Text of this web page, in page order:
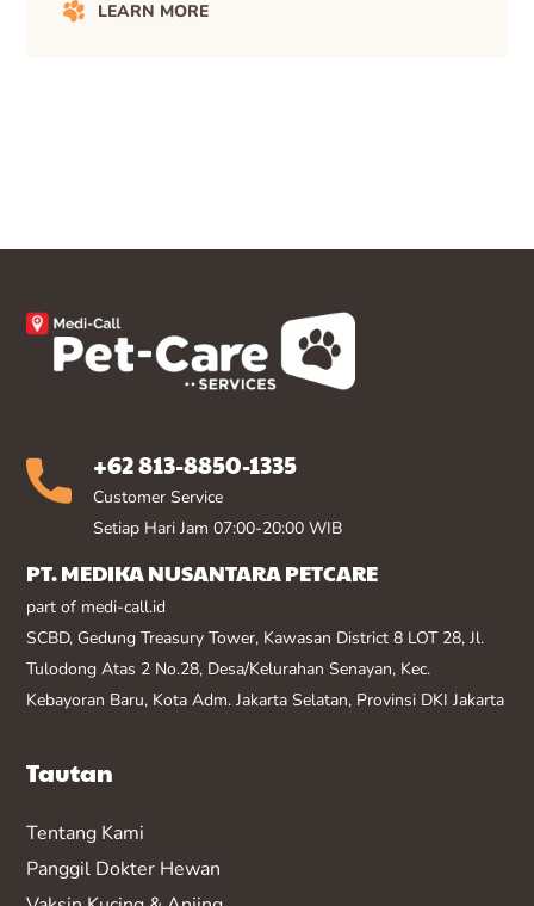
LEARN MORE
+62 813-8850-1335
Customer Service
Setiap Hari Jam 07:00-20:00 WIB
PT. MEDIKA NUSANTARA PETCARE
part of medi-call.id
SCBD, Gedung Treasury Tower, Kawasan District 8 LOT 28, Jl.
Tulodong Atas 2 No.28, Desa/Kelurahan Senayan, Kec.
Kebayoran Baru, Kota Adm. Jakarta Selatan, Provinsi DKI Jakarta
Tautan
Tentang Kami
Panggil Dokter Hewan